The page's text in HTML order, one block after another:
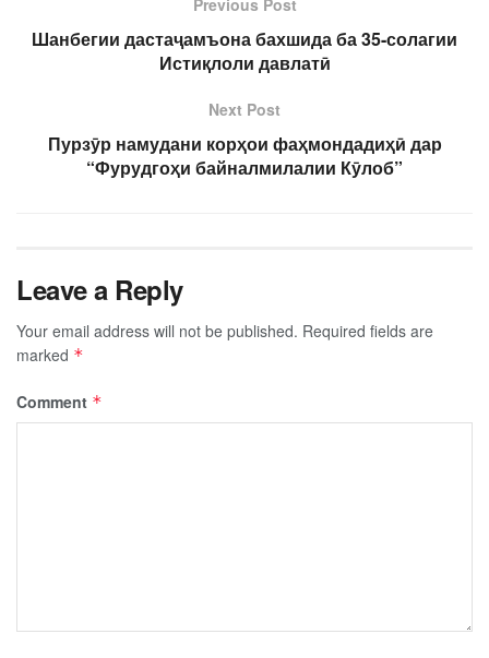
Шанбегии дастаҷамъона бахшида ба 35-солагии
Истиқлоли давлатӣ
Next Post
Пурзӯр намудани корҳои фаҳмондадиҳӣ дар
“Фурудгоҳи байналмилалии Кӯлоб”
Leave a Reply
Your email address will not be published. Required fields are
marked *
Comment *